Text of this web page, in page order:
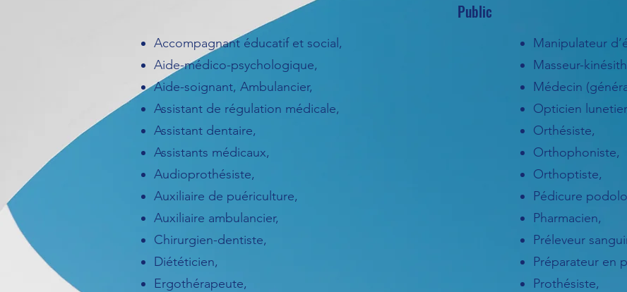
Public
Accompagnant éducatif et social,
Aide-médico-psychologique,
Aide-soignant, Ambulancier,
Assistant de régulation médicale,
Assistant dentaire,
Assistants médicaux,
Audioprothésiste,
Auxiliaire de puériculture,
Auxiliaire ambulancier,
Chirurgien-dentiste,
Diététicien,
Ergothérapeute,
Manipulateur
Masseur-
Médecin
Opticien
Orthésiste,
Orthophoniste,
Orthoptiste,
Pédicure
Pharmacien,
Préleveur
Préparateur en
Prothésiste,